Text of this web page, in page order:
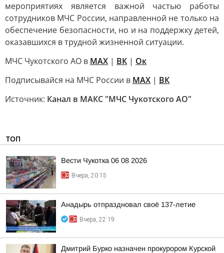
мероприятиях является важной частью работы
сотрудников МЧС России, направленной не только на
обеспечение безопасности, но и на поддержку детей,
оказавшихся в трудной жизненной ситуации.
МЧС Чукотского АО в МАХ | ВК | Ок
Подписывайся на МЧС России в MAX | ВК
Источник: Канал в МАКС "МЧС Чукотского АО"
ТОП
Вести Чукотка 06 08 2026
Вчера, 20:15
Анадырь отпраздновал своё 137-летие
Вчера, 22:19
Дмитрий Бурко назначен прокурором Курской